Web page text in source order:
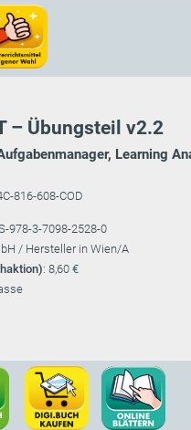
– Übungsteil v2.2
Learning
816-608-COD
978-3-7098-2528-0
/ Hersteller in Wien/A
: 8,60 €